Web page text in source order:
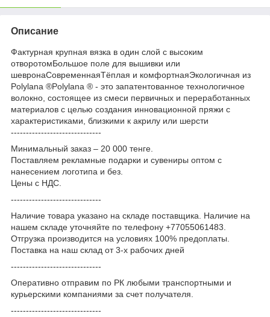
Описание
Фактурная крупная вязка в один слой с высоким
отворотомБольшое поле для вышивки или
шевронаСовременнаяТёплая и комфортнаяЭкологичная из
Polylana ®Polylana ® - это запатентованное технологичное
волокно, состоящее из смеси первичных и переработанных
материалов с целью создания инновационной пряжи с
характеристиками, близкими к акрилу или шерсти
------------------------------
Минимальный заказ – 20 000 тенге.
Поставляем рекламные подарки и сувениры оптом с
нанесением логотипа и без.
Цены с НДС.
------------------------------
Наличие товара указано на складе поставщика. Наличие на
нашем складе уточняйте по телефону +77055061483.
Отгрузка производится на условиях 100% предоплаты.
Поставка на наш склад от 3-x рабочих дней
------------------------------
Оперативно отправим по РК любыми транспортными и
курьерскими компаниями за счет получателя.
------------------------------